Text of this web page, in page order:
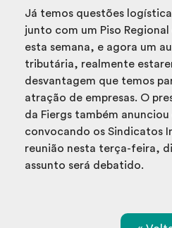
Já temos questões
junto com um Piso
esta semana, e agora um
tributária, realmente
desvantagem que temos
atração de empresas. O
da Fiergs também
convocando os Sindicatos
reunião nesta terça-feira,
assunto será debatido.